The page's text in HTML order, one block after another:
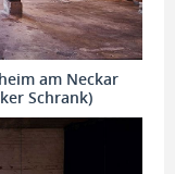
am Neckar
Schrank)